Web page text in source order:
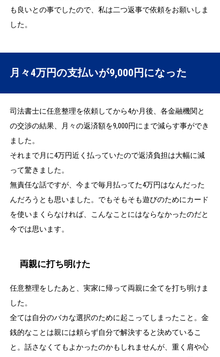
も良いとの事でしたので、私は二つ返事で依頼をお願いしま
した。
月々4万円の支払いが9,000円になった
司法書士に任意整理を依頼してから4か月後、各金融機関と
の交渉の結果、月々の返済額を9,000円にまで減らす事ができ
ました。
それまで月に4万円近く払っていたので返済負担は大幅に減
って驚きました。
無責任な話ですが、今まで毎月払ってた4万円はなんだった
んだろうとも思いました。でもそもそも遊びのためにカード
を使いまくらなければ、こんなことにはならなかったのだと
今では思います。
両親に打ち明けた
任意整理をしたあと、実家に帰って両親に全てを打ち明けま
した。
全ては自分のバカな選択のために起こってしまったこと。金
銭的なことは親には頼らず自分で解決すると決めているこ
と。話さなくてもよかったのかもしれませんが、重く肩や心